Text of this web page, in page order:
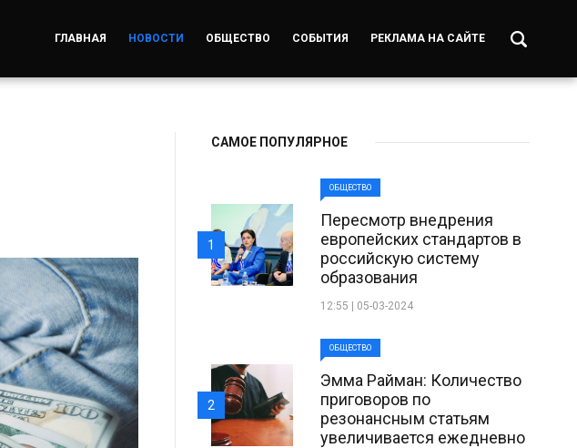
ГЛАВНАЯ НОВОСТИ ОБЩЕСТВО СОБЫТИЯ РЕКЛАМА НА САЙТЕ
САМОЕ ПОПУЛЯРНОЕ
ОБЩЕСТВО
Пересмотр внедрения
европейских стандартов в
российскую систему
образования
12:55 | 05-03-2024
1
ОБЩЕСТВО
Эмма Райман: Количество
приговоров по
резонансным статьям
увеличивается ежедневно
2